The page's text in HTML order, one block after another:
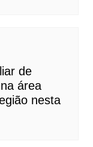
de
área
nesta